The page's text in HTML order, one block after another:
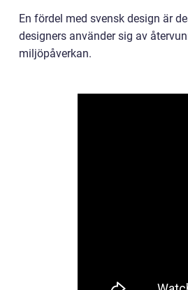
En fördel med svensk design är
designers använder sig av
miljöpåverkan.